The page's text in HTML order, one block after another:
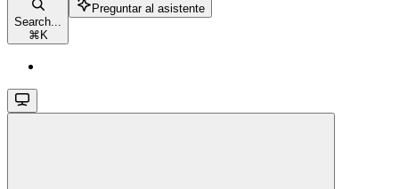
Search...
⌘ K
Preguntar al asistente